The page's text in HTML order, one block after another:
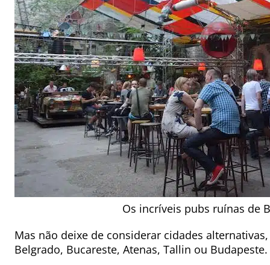
Os incríveis pubs ruínas de
Mas não deixe de considerar cidades
Belgrado, Bucareste, Atenas, Tallin ou Budapeste.